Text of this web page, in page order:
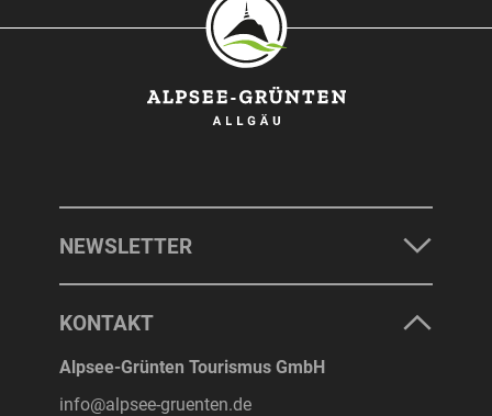
NEWSLETTER
KONTAKT
Alpsee-Grünten Tourismus GmbH
info@alpsee-gruenten.de